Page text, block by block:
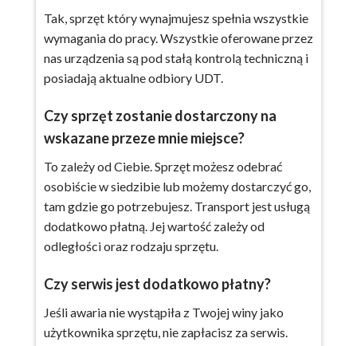
Tak, sprzęt który wynajmujesz spełnia wszystkie
wymagania do pracy.Wszystkie oferowane przez
nas urządzenia są pod stałą kontrolą techniczną i
posiadają aktualne odbiory UDT.
Czy sprzęt zostanie dostarczony na
wskazane przeze mnie miejsce?
To zależy od Ciebie. Sprzęt możesz odebrać
osobiście w siedzibie lub możemy dostarczyć go,
tam gdzie go potrzebujesz. Transport jest usługą
dodatkowo płatną. Jej wartość zależy od
odległości oraz rodzaju sprzętu.
Czy serwis jest dodatkowo płatny?
Jeśli awaria nie wystąpiła z Twojej winy jako
użytkownika sprzętu, nie zapłacisz za serwis.